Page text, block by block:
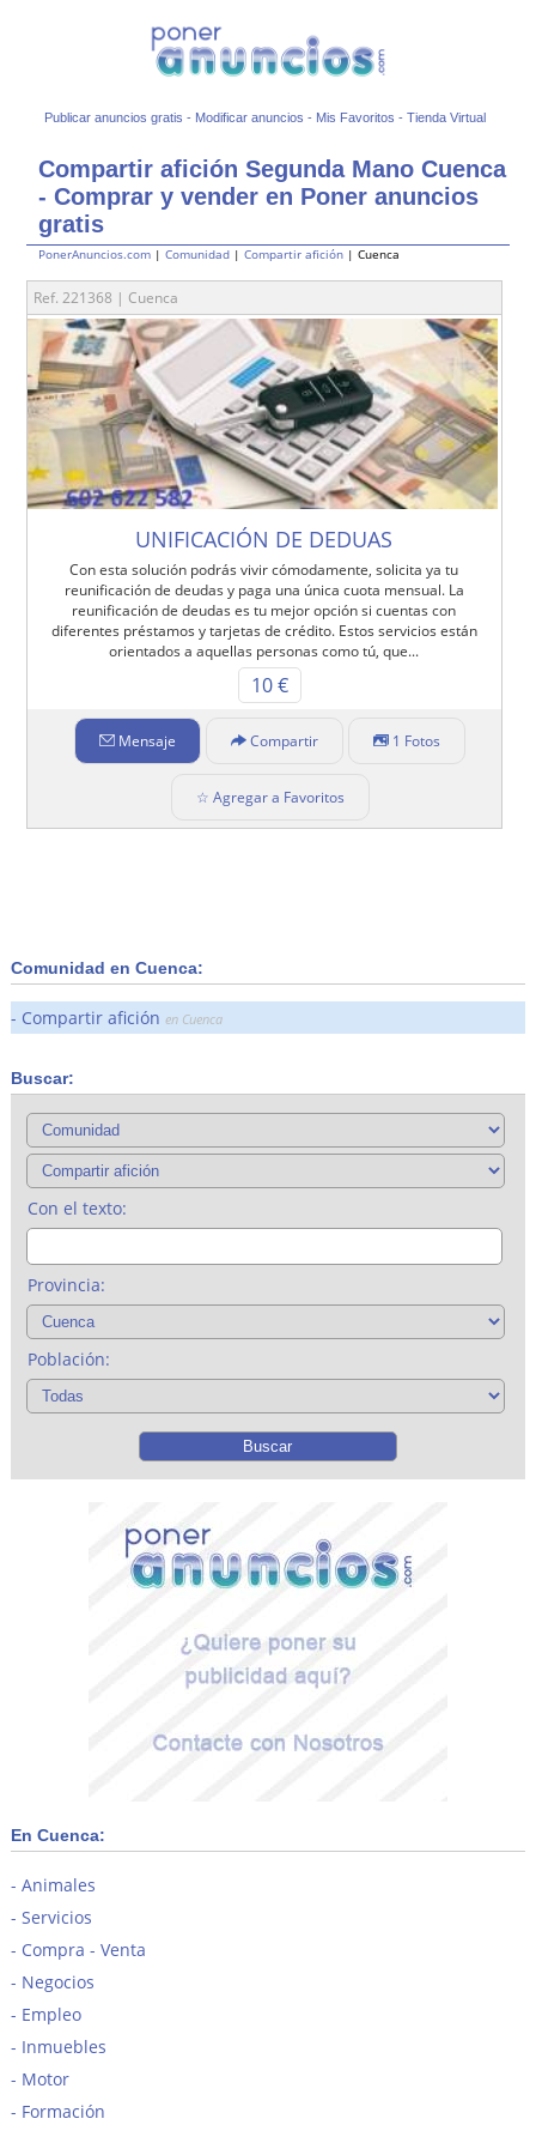
Publicar anuncios gratis - Modificar anuncios - Mis Favoritos -Tienda Virtual
Compartir afición Segunda Mano Cuenca
- Comprar y vender en Poner anuncios
gratis
PonerAnuncios.com |Comunidad |Compartir afición | Cuenca
Ref. 221368 | Cuenca
UNIFICACIÓN DE DEDUAS
Con esta solución podrás vivir cómodamente, solicita ya tu
reunificación de deudas y paga una única cuota mensual. La
reunificación de deudas es tu mejor opción si cuentas con
diferentes préstamos y tarjetas de crédito. Estos servicios están
orientados a aquellas personas como tú, que...
10 €
Mensaje Compartir 1 Fotos
☆ Agregar a Favoritos
Comunidad en Cuenca:
Compartir afición en Cuenca
Buscar:
Con el texto:
Provincia:
Población:
En Cuenca:
Animales
Servicios
Compra - Venta
Negocios
Empleo
Inmuebles
Motor
Formación